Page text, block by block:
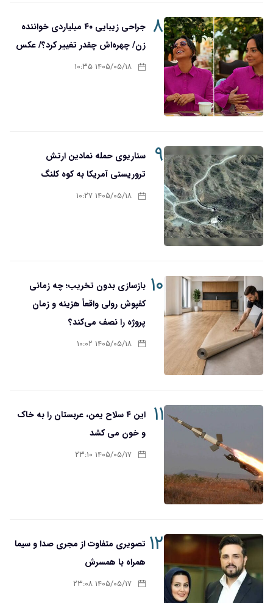
۸
جراحی زیبایی ۴۰ میلیاردی خواننده
زن/ چهره‌اش چقدر تغییر کرد؟/ عکس
۱۴۰۵/۰۵/۱۸ ۱۰:۳۵
۹
سناریوی حمله نمادین ارتش
تروریستی آمریکا به کوه کلنگ
۱۴۰۵/۰۵/۱۸ ۱۰:۲۷
۱۰ بازسازی بدون تخریب؛ چه زمانی
کفپوش رولی واقعاً هزینه و زمان
پروژه را نصف می‌کند؟
۱۴۰۵/۰۵/۱۸ ۱۰:۰۲
۱۱
این ۴ سلاح یمن، عربستان را به خاک
و خون می کشد
۱۴۰۵/۰۵/۱۷ ۲۳:۱۰
۱۲ تصویری متفاوت از مجری صدا و سیما
همراه با همسرش
۱۴۰۵/۰۵/۱۷ ۲۳:۰۸